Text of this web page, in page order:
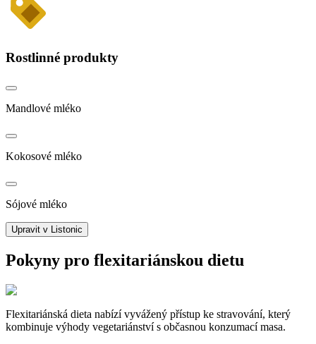
Rostlinné produkty
Mandlové mléko
Kokosové mléko
Sójové mléko
Upravit v Listonic
Pokyny pro flexitariánskou dietu
Flexitariánská dieta nabízí vyvážený přístup ke stravování, který
kombinuje výhody vegetariánství s občasnou konzumací masa.